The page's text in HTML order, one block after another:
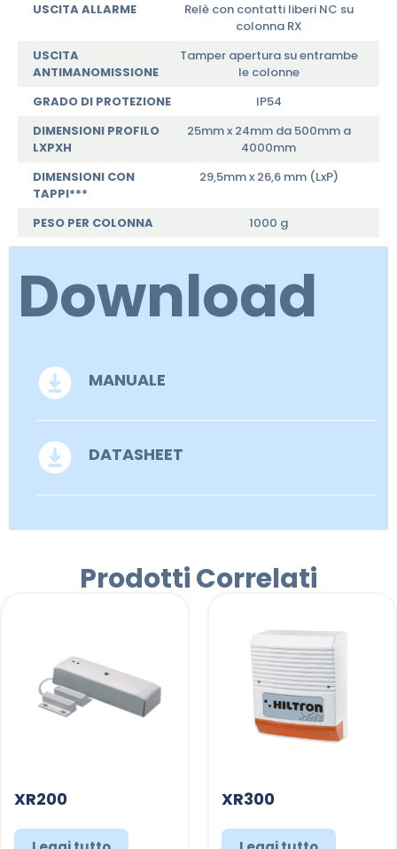
USCITA ALLARME
Relè con contatti liberi NC su
colonna RX
USCITA
ANTIMANOMISSIONE
Tamper apertura su entrambe
le colonne
GRADO DI PROTEZIONE
IP54
DIMENSIONI PROFILO
LXPXH
25mm x 24mm da 500mm a
4000mm
DIMENSIONI CON
TAPPI***
29,5mm x 26,6 mm (LxP)
PESO PER COLONNA 1000 g
Download
MANUALE
DATASHEET
Prodotti Correlati
XR200 XR300